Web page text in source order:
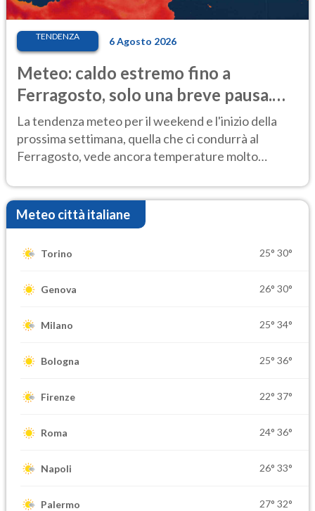
TENDENZA 6 Agosto 2026
Meteo: caldo estremo fino a
Ferragosto, solo una breve pausa.
Ecco dove
La tendenza meteo per il weekend e l'inizio della
prossima settimana, quella che ci condurrà al
Ferragosto, vede ancora temperature molto
Meteo città italiane
Torino 25° 30°
Genova 26° 30°
Milano 25° 34°
Bologna 25° 36°
Firenze 22° 37°
Roma 24° 36°
Napoli 26° 33°
Palermo 27° 32°